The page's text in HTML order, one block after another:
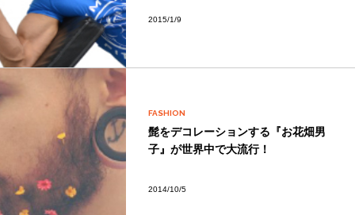
2015/1/9
FASHION
髭をデコレーションする『お花畑男
子』が世界中で大流行！
2014/10/5